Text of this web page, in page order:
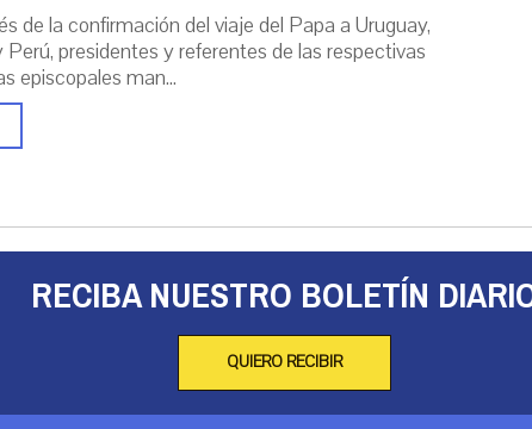
de la confirmación del viaje del Papa a Uruguay,
Perú, presidentes y referentes de las respectivas
episcopales man...
RECIBA NUESTRO BOLETÍN
QUIERO RECIBIR